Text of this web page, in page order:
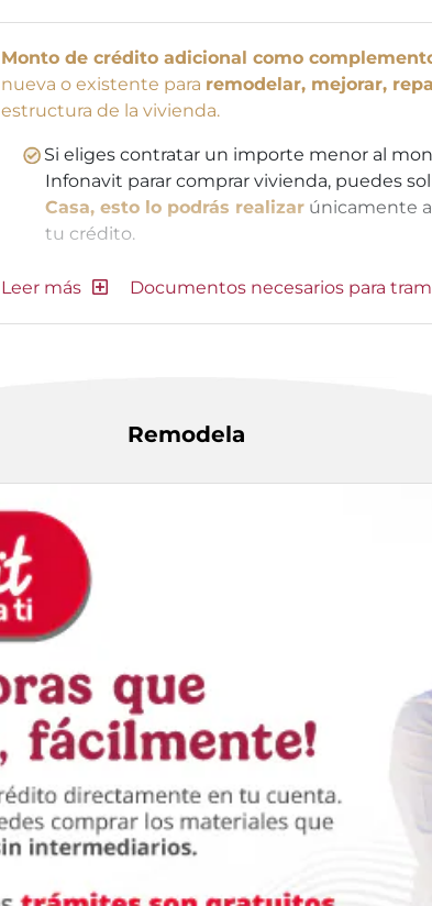
Monto de crédito adicional como
nueva o existente para remodelar, mejorar,
estructura de la vivienda.
Si eliges contratar un importe menor al
Infonavit parar comprar vivienda, puedes
Casa, esto lo podrás realizar únicamente
tu crédito.
Documentos necesarios para
Remodela